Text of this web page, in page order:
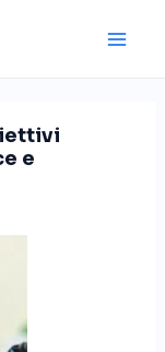
e